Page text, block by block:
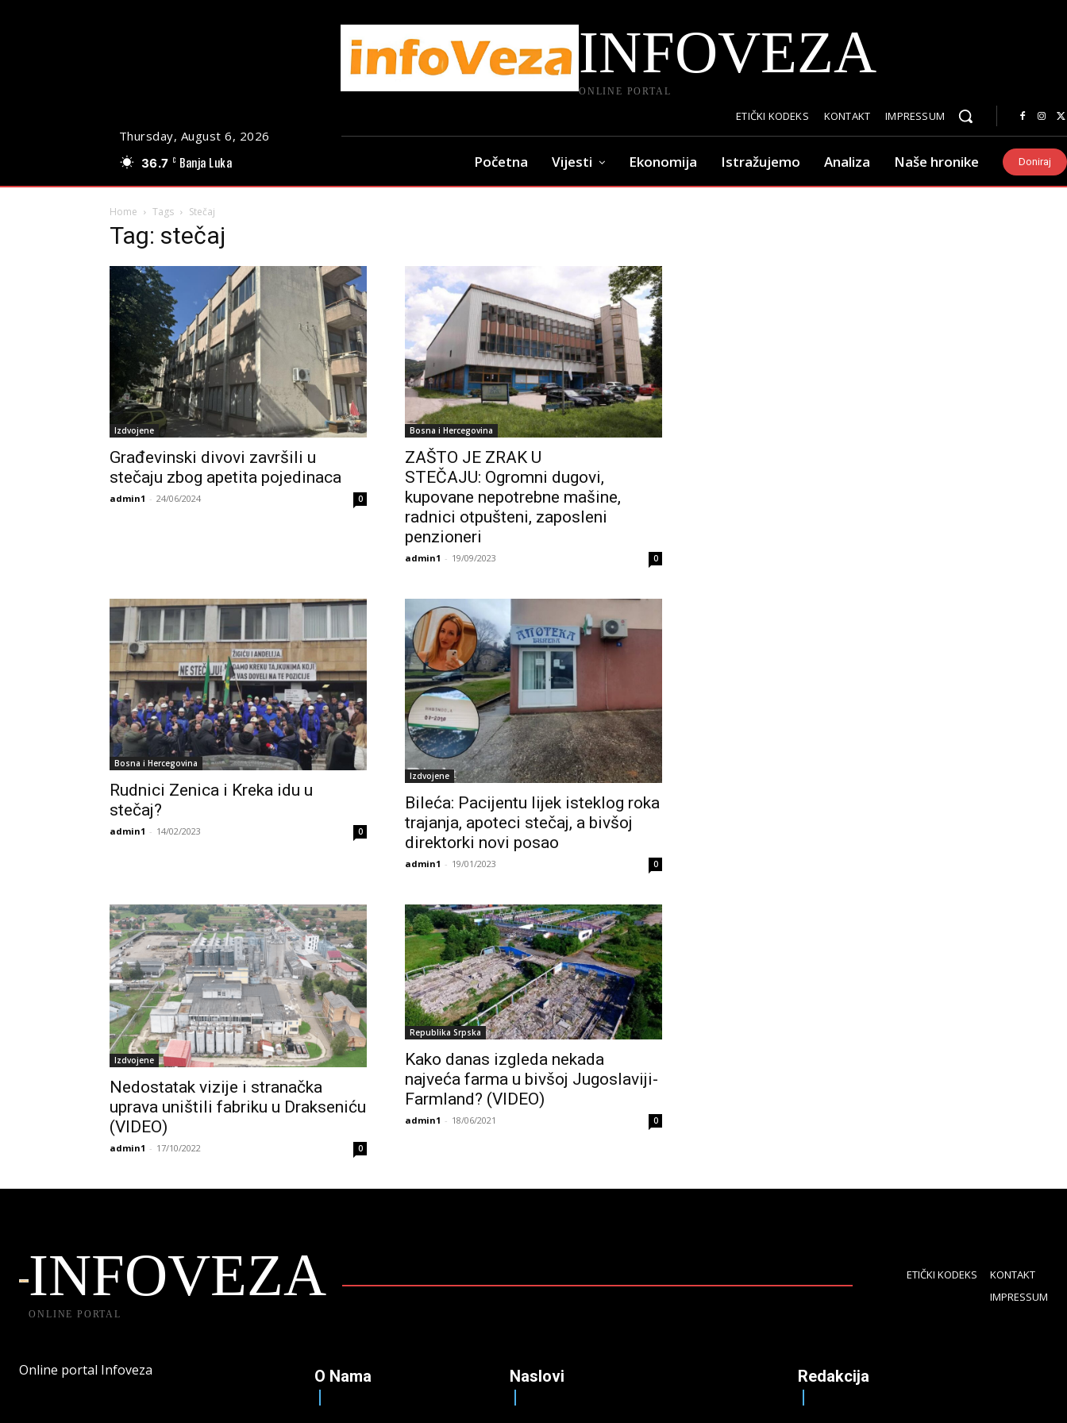
Thursday, August 6, 2026
36.7 C Banja Luka
INFOVEZA
ONLINE PORTAL
ETIČKI KODEKS KONTAKT IMPRESSUM
Početna Vijesti Ekonomija Istražujemo Analiza Naše hronike Doniraj
Home Tags Stečaj
Tag: stečaj
Izdvojene
Građevinski divovi završili u
stečaju zbog apetita pojedinaca
admin1 - 24/06/2024 0
Bosna i Hercegovina
ZAŠTO JE ZRAK U
STEČAJU: Ogromni dugovi,
kupovane nepotrebne mašine,
radnici otpušteni, zaposleni
penzioneri
admin1 - 19/09/2023 0
Bosna i Hercegovina
Rudnici Zenica i Kreka idu u
stečaj?
admin1 - 14/02/2023 0
Izdvojene
Bileća: Pacijentu lijek isteklog roka
trajanja, apoteci stečaj, a bivšoj
direktorki novi posao
admin1 - 19/01/2023 0
Izdvojene
Nedostatak vizije i stranačka
uprava uništili fabriku u Drakseniću
(VIDEO)
admin1 - 17/10/2022 0
Republika Srpska
Kako danas izgleda nekada
najveća farma u bivšoj Jugoslaviji-
Farmland? (VIDEO)
admin1 - 18/06/2021 0
INFOVEZA
ONLINE PORTAL
ETIČKI KODEKS
KONTAKT
IMPRESSUM
Online portal Infoveza O Nama Naslovi Redakcija